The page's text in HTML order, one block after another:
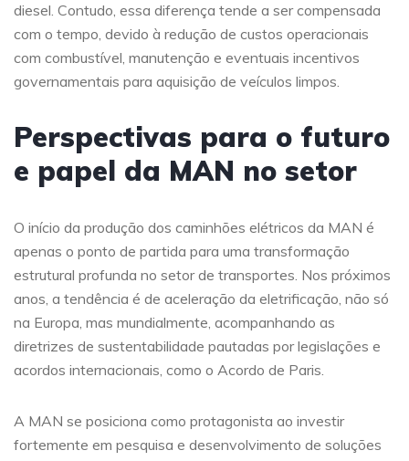
diesel. Contudo, essa diferença tende a ser compensada
com o tempo, devido à redução de custos operacionais
com combustível, manutenção e eventuais incentivos
governamentais para aquisição de veículos limpos.
Perspectivas para o futuro
e papel da MAN no setor
O início da produção dos caminhões elétricos da MAN é
apenas o ponto de partida para uma transformação
estrutural profunda no setor de transportes. Nos próximos
anos, a tendência é de aceleração da eletrificação, não só
na Europa, mas mundialmente, acompanhando as
diretrizes de sustentabilidade pautadas por legislações e
acordos internacionais, como o Acordo de Paris.
A MAN se posiciona como protagonista ao investir
fortemente em pesquisa e desenvolvimento de soluções